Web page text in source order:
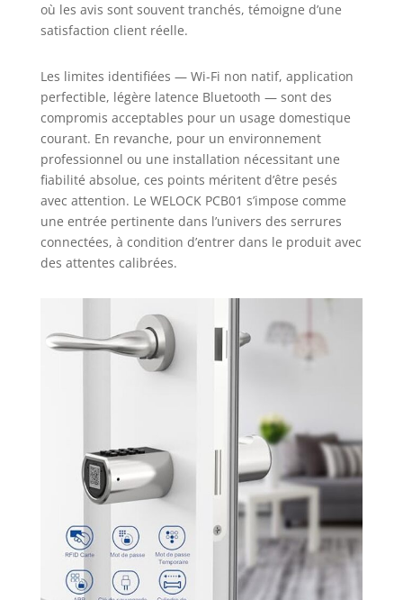
où les avis sont souvent tranchés, témoigne d’une
satisfaction client réelle.
Les limites identifiées — Wi-Fi non natif, application
perfectible, légère latence Bluetooth — sont des
compromis acceptables pour un usage domestique
courant. En revanche, pour un environnement
professionnel ou une installation nécessitant une
fiabilité absolue, ces points méritent d’être pesés
avec attention. Le WELOCK PCB01 s’impose comme
une entrée pertinente dans l’univers des serrures
connectées, à condition d’entrer dans le produit avec
des attentes calibrées.